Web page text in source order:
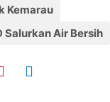
Kemarau
Salurkan Air Bersih